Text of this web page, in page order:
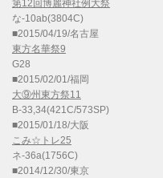
第12回博麗神社例大祭
な-10ab(3804C)
■2015/04/19/名古屋
東方名華祭9
G28
■2015/02/01/福岡
大⑨州東方祭11
B-33,34(421C/573SP)
■2015/01/18/大阪
こみ☆トレ25
ネ-36a(1756C)
■2014/12/30/東京